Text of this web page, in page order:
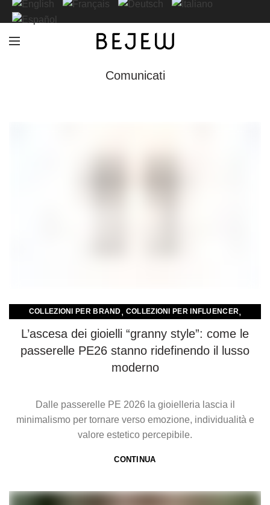
Comunicati
COLLEZIONI PER BRAND, COLLEZIONI PER INFLUENCER,
SUSTAINABILITY
L’ascesa dei gioielli “granny style”: come le
passerelle PE26 stanno ridefinendo il lusso
moderno
Dalle passerelle PE 2026 la gioielleria lascia il
minimalismo per tornare verso emozione, individualità e
valore estetico percepibile.
CONTINUA